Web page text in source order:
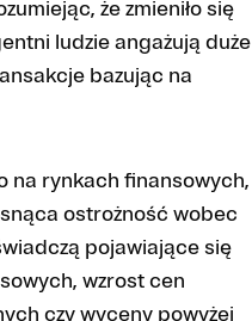
że zmieniło się
ludzie angażują duże
bazując na
na rynkach finansowych,
ostrożność wobec
pojawiające się
wzrost cen
czy wyceny powyżej